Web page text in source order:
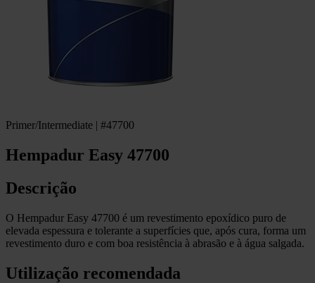
Primer/Intermediate | #47700
Hempadur Easy 47700
Descrição
O Hempadur Easy 47700 é um revestimento epoxídico puro de
elevada espessura e tolerante a superfícies que, após cura, forma um
revestimento duro e com boa resistência à abrasão e à água salgada.
Utilização recomendada